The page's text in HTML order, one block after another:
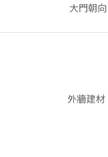
大門朝向
外牆建材